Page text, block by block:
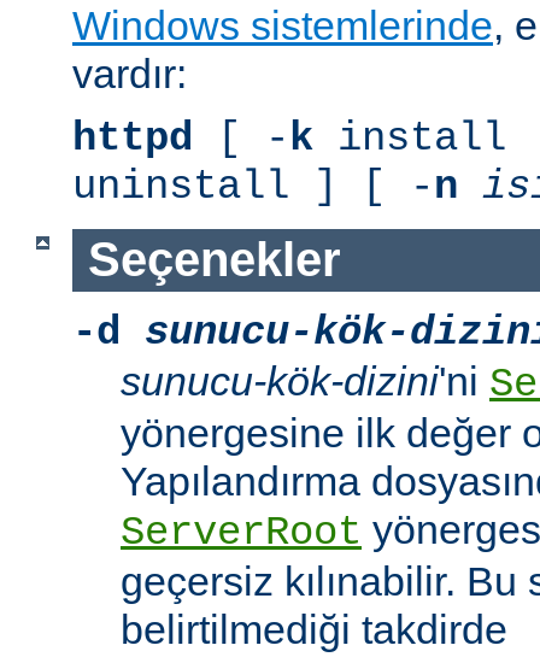
Windows sistemlerinde,
vardır:
httpd [ -k install
uninstall ] [ -n
Seçenekler
-d
sunucu-kök-
sunucu-kök-dizini'ni
yönergesine ilk değer
Yapılandırma
ServerRoot
geçersiz kılınabilir. Bu
belirtilmediği takdirde